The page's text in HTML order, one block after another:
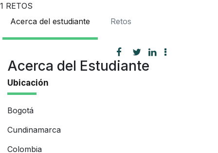
1 RETOS
Acerca del estudiante
Retos
Acerca del Estudiante
Ubicación
Bogotá
Cundinamarca
Colombia